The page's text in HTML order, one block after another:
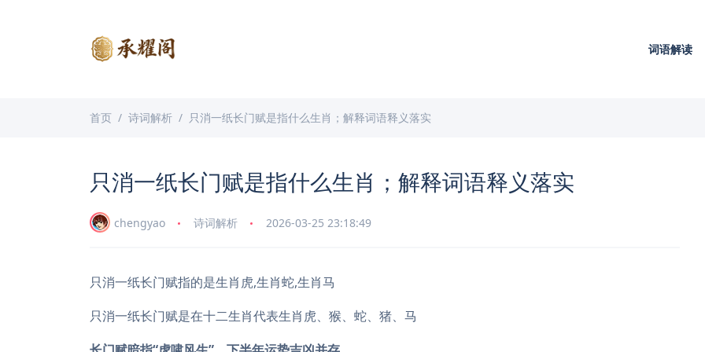
词语解读
首页 诗词解析 只消一纸长门赋是指什么生肖；解释词语释义落实
只消一纸长门赋是指什么生肖；解释词语释义落实
chengyao 诗词解析 2026-03-25 23:18:49
只消一纸长门赋指的是生肖虎,生肖蛇,生肖马
只消一纸长门赋是在十二生肖代表生肖虎、猴、蛇、猪、马